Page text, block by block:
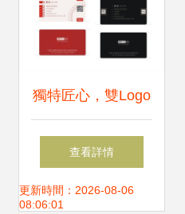
獨特匠心，雙Logo
名片設計的現代美
學探索
查看詳情
更新時間：2026-08-06
08:06:01